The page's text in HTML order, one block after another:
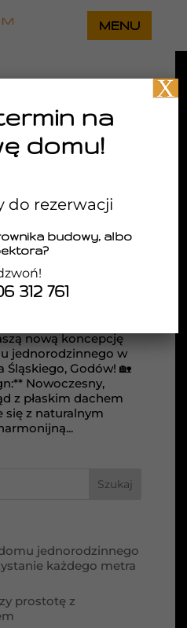
dachem
|gru 13, 2024
nową koncepcję
jednorodzinnego w
Śląskiego, Godów! 🏡
Nowoczesny,
z płaskim dachem
z naturalnym
jednorodzinnego
każdego metra
prostotę z
na
domu!
do rezerwacji
budowy, albo
312 761
X